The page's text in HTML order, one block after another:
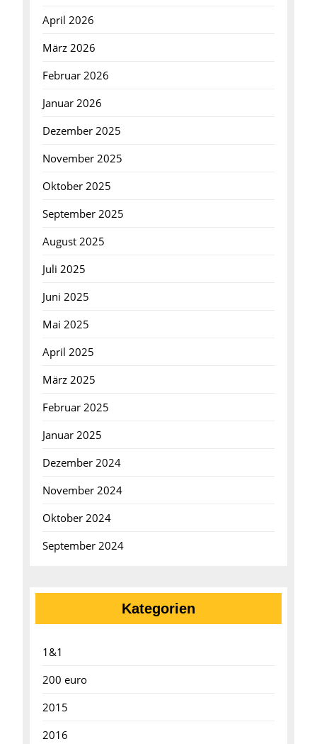
April 2026
März 2026
Februar 2026
Januar 2026
Dezember 2025
November 2025
Oktober 2025
September 2025
August 2025
Juli 2025
Juni 2025
Mai 2025
April 2025
März 2025
Februar 2025
Januar 2025
Dezember 2024
November 2024
Oktober 2024
September 2024
Kategorien
1&1
200 euro
2015
2016